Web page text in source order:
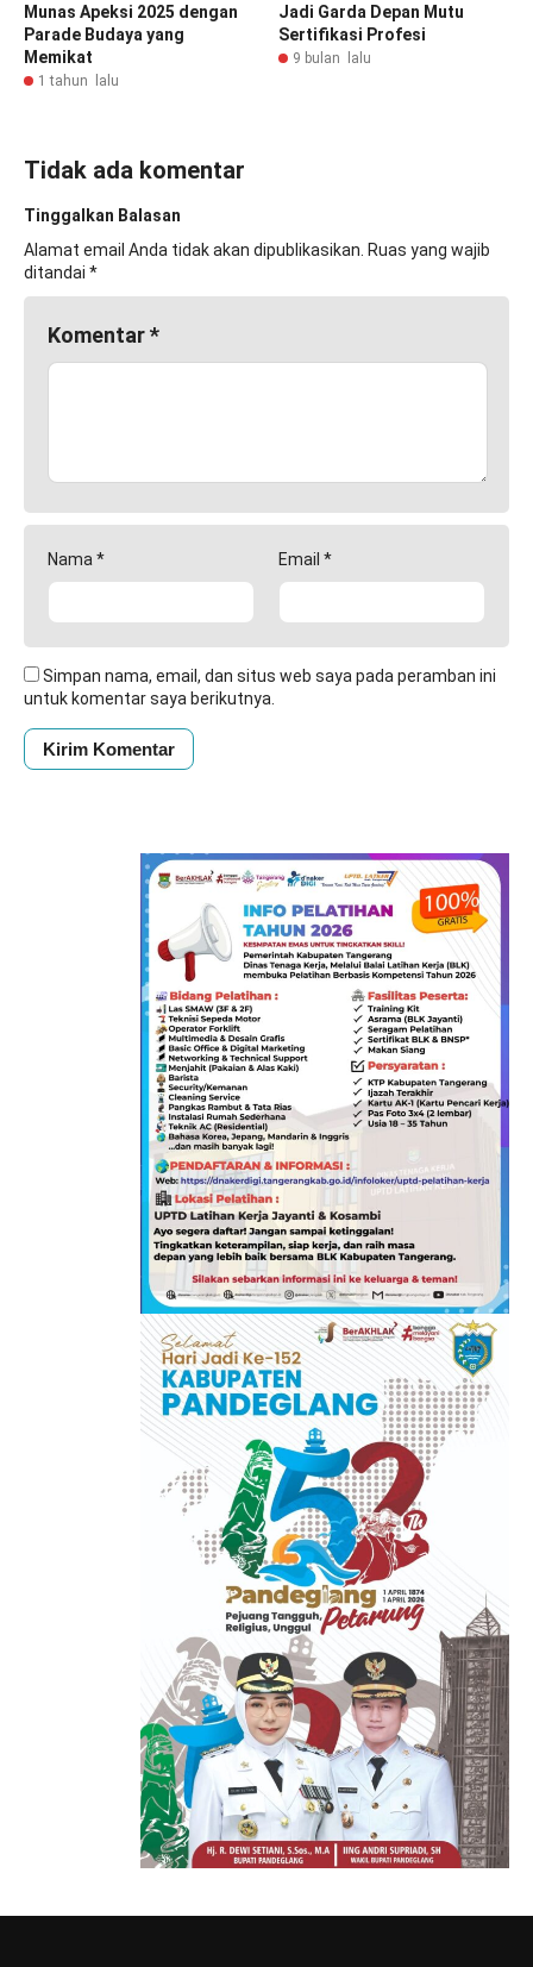
Munas Apeksi 2025 dengan
Parade Budaya yang
Memikat
1 tahun lalu
Jadi Garda Depan Mutu
Sertifikasi Profesi
9 bulan lalu
Tidak ada komentar
Tinggalkan Balasan
Alamat email Anda tidak akan dipublikasikan. Ruas yang wajib
ditandai *
Komentar*
Nama * Email *
Simpan nama, email, dan situs web saya pada peramban ini
untuk komentar saya berikutnya.